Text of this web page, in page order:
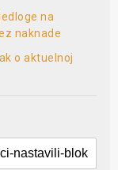
na
naknade
o aktuelnoj